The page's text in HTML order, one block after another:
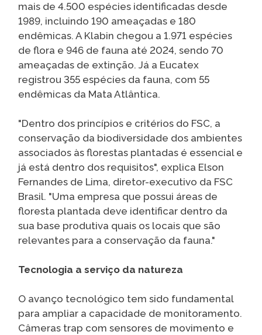
mais de 4.500 espécies identificadas desde
1989, incluindo 190 ameaçadas e 180
endêmicas. A Klabin chegou a 1.971 espécies
de flora e 946 de fauna até 2024, sendo 70
ameaçadas de extinção. Já a Eucatex
registrou 355 espécies da fauna, com 55
endêmicas da Mata Atlântica.
"Dentro dos princípios e critérios do FSC, a
conservação da biodiversidade dos ambientes
associados às florestas plantadas é essencial e
já está dentro dos requisitos", explica Elson
Fernandes de Lima, diretor-executivo da FSC
Brasil. "Uma empresa que possui áreas de
floresta plantada deve identificar dentro da
sua base produtiva quais os locais que são
relevantes para a conservação da fauna."
Tecnologia a serviço da natureza
O avanço tecnológico tem sido fundamental
para ampliar a capacidade de monitoramento.
Câmeras trap com sensores de movimento e